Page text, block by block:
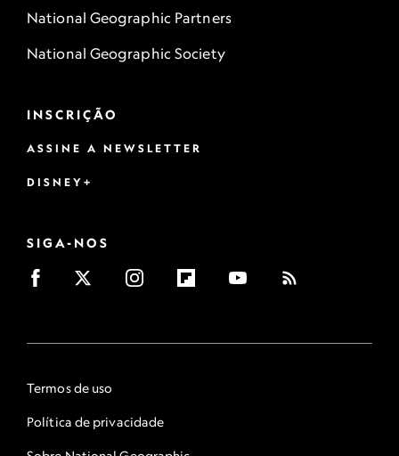
National Geographic Partners
National Geographic Society
INSCRIÇÃO
ASSINE A NEWSLETTER
DISNEY+
SIGA-NOS
Termos de uso
Política de privacidade